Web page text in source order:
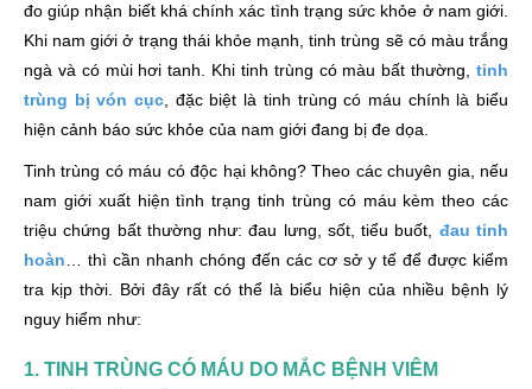
3. Tinh trùng có máu do tắc túi tinh và ống dẫn tinh
4. Tổn thương vùng niệu đạo khiến tinh trùng có máu
5. Bệnh ung thư khiến tinh trùng có máu
Ảnh hưởng xấu đến tâm lý nam giới
Tinh trùng có máu gây suy giảm ham muốn tình dục
Nguy cơ vô sinh hiếm muộn
Tăng nguy cơ mắc các bệnh lý nguy hiểm
Những lưu ý khi điều trị tình trạng tinh trùng có máu hiệu
đo giúp nhận biết khá chính xác tình trạng sức khỏe ở nam giới.
Khi nam giới ở trạng thái khỏe mạnh, tinh trùng sẽ có màu trắng
ngà và có mùi hơi tanh. Khi tinh trùng có màu bất thường, tinh
trùng bị vón cục , đặc biệt là tinh trùng có máu chính là biểu
hiện cảnh báo sức khỏe của nam giới đang bị đe dọa.
Tinh trùng có máu có độc hại không? Theo các chuyên gia, nếu
nam giới xuất hiện tình trạng tinh trùng có máu kèm theo các
triệu chứng bất thường như: đau lưng, sốt, tiểu buốt, đau tinh
hoàn … thì cần nhanh chóng đến các cơ sở y tế để được kiểm
tra kịp thời. Bởi đây rất có thể là biểu hiện của nhiều bệnh lý
nguy hiểm như:
1. TINH TRÙNG CÓ MÁU DO MẮC BỆNH VIÊM